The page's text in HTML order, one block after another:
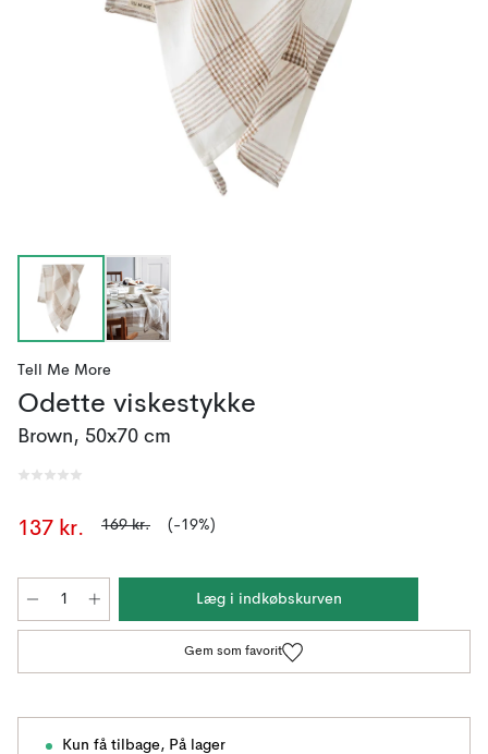
Tell Me More
Odette viskestykke
Brown, 50x70 cm
137 kr. 169 kr. (-19%)
Læg i indkøbskurven
Gem som favorit
Kun få tilbage, På lager